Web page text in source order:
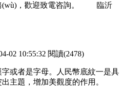
務(wù)，歡迎致電咨詢。 臨沂
02 10:55:32 閱讀(2478)
或者是字母。人民幣底紋一是具
題，增加美觀度的作用。